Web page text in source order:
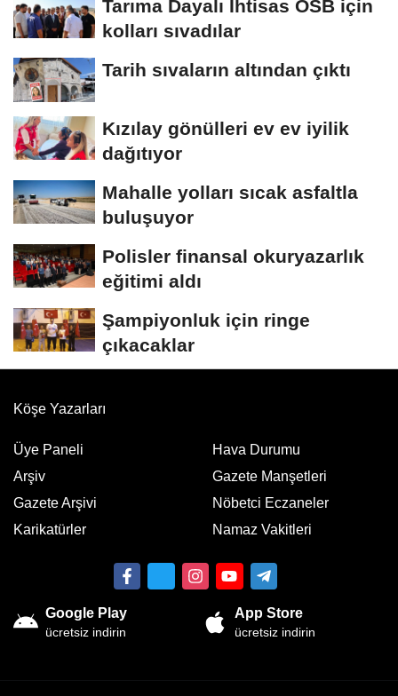
Tarıma Dayalı İhtisas OSB için
kolları sıvadılar
Tarih sıvaların altından çıktı
Kızılay gönülleri ev ev iyilik
dağıtıyor
Mahalle yolları sıcak asfaltla
buluşuyor
Polisler finansal okuryazarlık
eğitimi aldı
Şampiyonluk için ringe
çıkacaklar
Köşe Yazarları
Üye Paneli
Arşiv
Gazete Arşivi
Karikatürler
Hava Durumu
Gazete Manşetleri
Nöbetci Eczaneler
Namaz Vakitleri
Google Play
ücretsiz indirin
App Store
ücretsiz indirin